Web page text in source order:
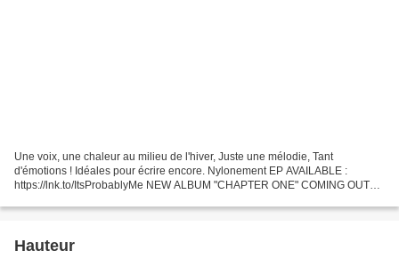
Une voix, une chaleur au milieu de l'hiver, Juste une mélodie, Tant
d'émotions ! Idéales pour écrire encore. Nylonement EP AVAILABLE :
https://lnk.to/ItsProbablyMe NEW ALBUM "CHAPTER ONE" COMING OUT
https://www.facebook.com/kimberosemusic/...
Hauteur